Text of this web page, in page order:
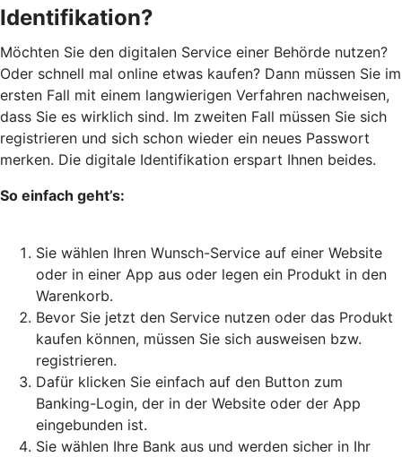
Identifikation?
Möchten Sie den digitalen Service einer Behörde nutzen?
Oder schnell mal online etwas kaufen? Dann müssen Sie im
ersten Fall mit einem langwierigen Verfahren nachweisen,
dass Sie es wirklich sind. Im zweiten Fall müssen Sie sich
registrieren und sich schon wieder ein neues Passwort
merken. Die digitale Identifikation erspart Ihnen beides.
So einfach geht’s:
Sie wählen Ihren Wunsch-Service auf einer Website
oder in einer App aus oder legen ein Produkt in den
Warenkorb.
Bevor Sie jetzt den Service nutzen oder das Produkt
kaufen können, müssen Sie sich ausweisen bzw.
registrieren.
Dafür klicken Sie einfach auf den Button zum
Banking-Login, der in der Website oder der App
eingebunden ist.
Sie wählen Ihre Bank aus und werden sicher in Ihr